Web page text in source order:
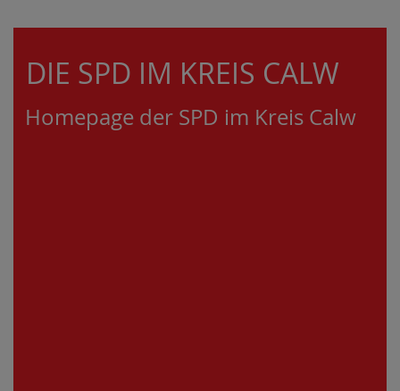
DIE SPD IM KREIS CALW
Homepage der SPD im Kreis Calw